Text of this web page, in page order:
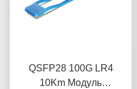
QSFP28 100G LR4
10Km Модуль